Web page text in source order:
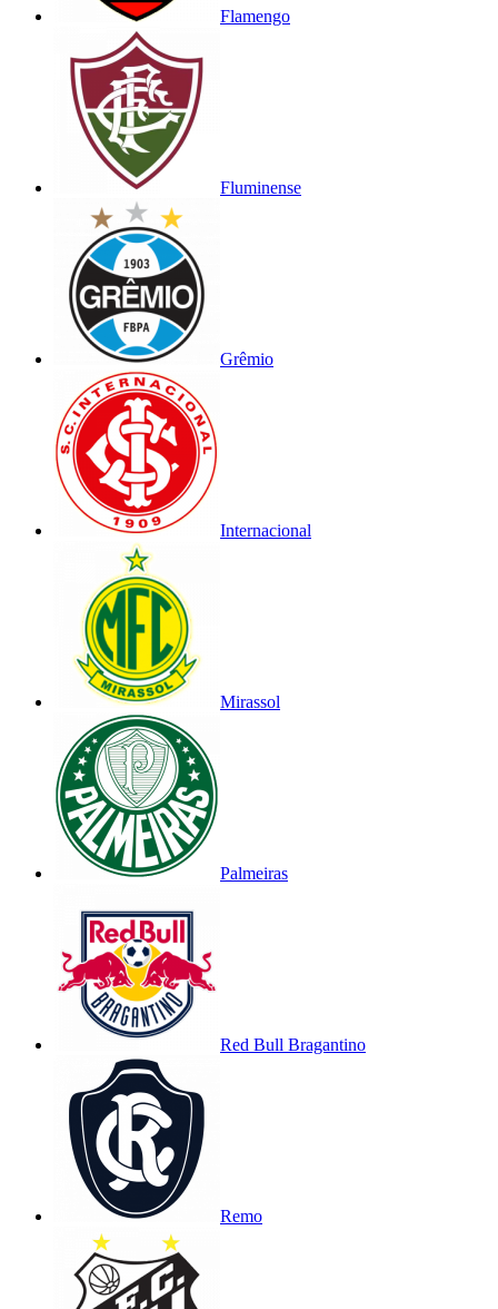
Flamengo
Fluminense
Grêmio
Internacional
Mirassol
Palmeiras
Red Bull Bragantino
Remo